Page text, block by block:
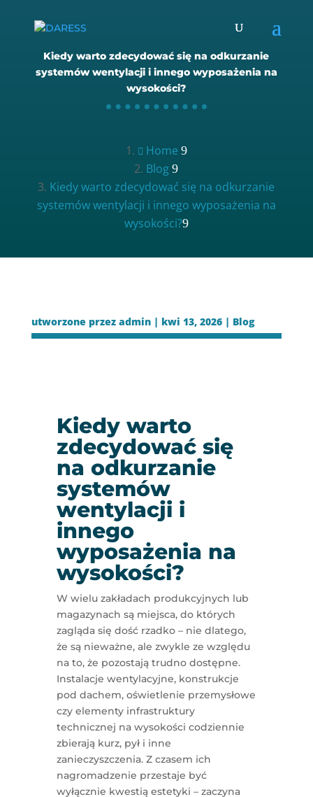
Kiedy warto zdecydować się na odkurzanie
systemów wentylacji i innego wyposażenia na
wysokości?
 Home
Blog
Kiedy warto zdecydować się na odkurzanie
systemów wentylacji i innego wyposażenia na
wysokości?
utworzone przez admin| kwi 13, 2026| Blog
Kiedy warto
zdecydować się
na odkurzanie
systemów
wentylacji i
innego
wyposażenia na
wysokości?
W wielu zakładach produkcyjnych lub
magazynach są miejsca, do których
zagląda się dość rzadko – nie dlatego,
że są nieważne, ale zwykle ze względu
na to, że pozostają trudno dostępne.
Instalacje wentylacyjne, konstrukcje
pod dachem, oświetlenie przemysłowe
czy elementy infrastruktury
technicznej na wysokości codziennie
zbierają kurz, pył i inne
zanieczyszczenia. Z czasem ich
nagromadzenie przestaje być
wyłącznie kwestią estetyki – zaczyna